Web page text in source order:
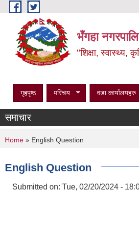
Skip to main content
भँगहा
"शिक्षा, स्वास्थ्य,
गृहपृष्ठ परिचय वडा कार्यालयहरु
समाचार
You are here
Home » English Question
English Question
Submitted on: Tue, 02/20/2024 -